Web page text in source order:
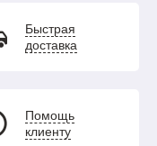
Быстрая
доставка
Помощь
клиенту